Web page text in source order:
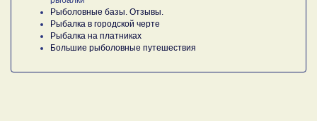
Рыболовные базы. Отзывы.
Рыбалка в городской черте
Рыбалка на платниках
Большие рыболовные путешествия